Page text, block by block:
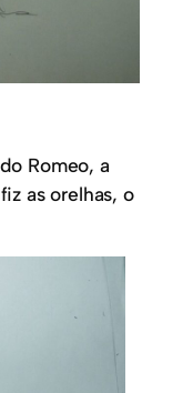
Romeo, a
as orelhas, o